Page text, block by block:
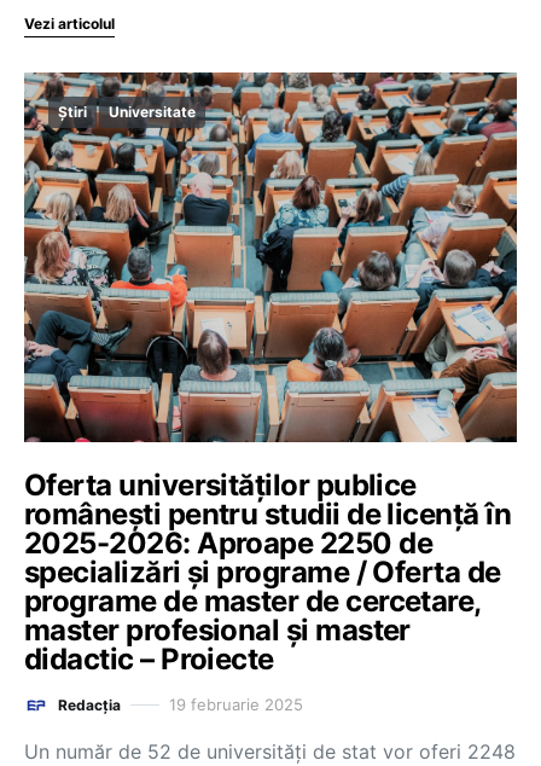
Vezi articolul
Știri Universitate
Oferta universităților publice
românești pentru studii de licență în
2025-2026: Aproape 2250 de
specializări și programe / Oferta de
programe de master de cercetare,
master profesional și master
didactic – Proiecte
Redacția 19 februarie 2025
Un număr de 52 de universități de stat vor oferi 2248